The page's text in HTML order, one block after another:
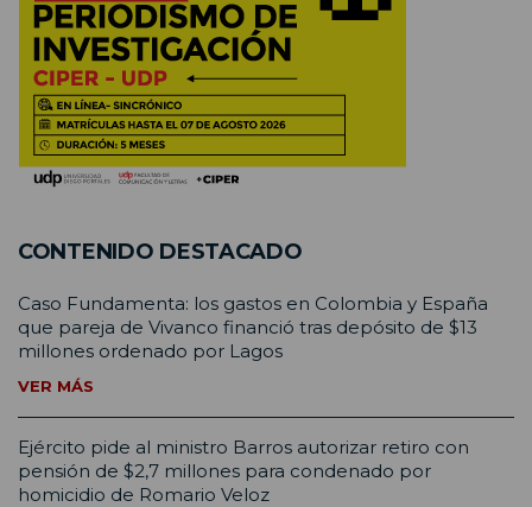
CONTENIDO DESTACADO
Caso Fundamenta: los gastos en Colombia y España
que pareja de Vivanco financió tras depósito de $13
millones ordenado por Lagos
VER MÁS
Ejército pide al ministro Barros autorizar retiro con
pensión de $2,7 millones para condenado por
homicidio de Romario Veloz